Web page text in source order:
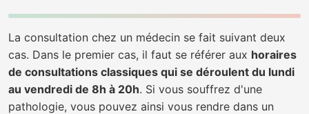
La consultation chez un médecin se fait suivant deux
cas. Dans le premier cas, il faut se référer aux horaires
de consultations classiques qui se déroulent du lundi
au vendredi de 8h à 20h. Si vous souffrez d'une
pathologie, vous pouvez ainsi vous rendre dans un